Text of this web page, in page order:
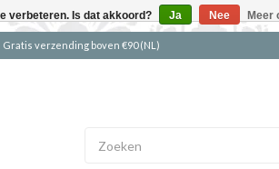
Gratis verzending boven €90 (NL)
verbeteren. Is dat akkoord? Ja Nee Meer